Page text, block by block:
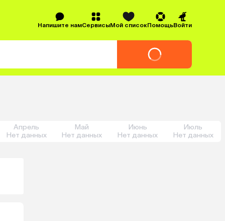
Напишите намСервисыМой списокПомощьВойти
Апрель
Нет данных
Май
Нет данных
Июнь
Нет данных
Июль
Нет данных